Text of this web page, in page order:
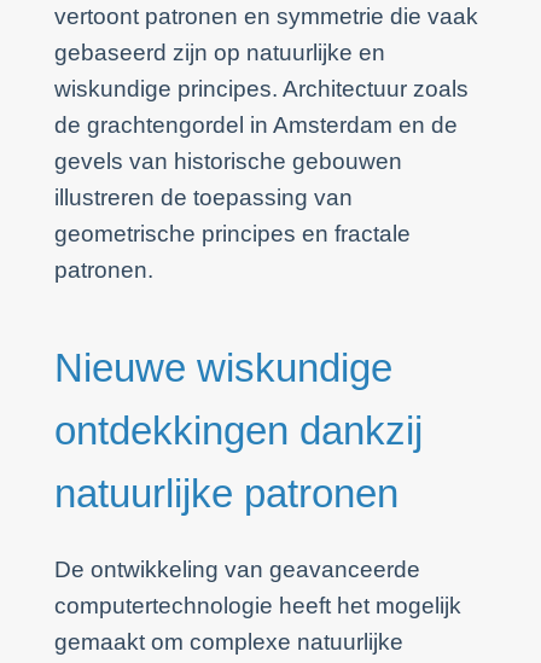
vertoont patronen en symmetrie die vaak
gebaseerd zijn op natuurlijke en
wiskundige principes. Architectuur zoals
de grachtengordel in Amsterdam en de
gevels van historische gebouwen
illustreren de toepassing van
geometrische principes en fractale
patronen.
Nieuwe wiskundige
ontdekkingen dankzij
natuurlijke patronen
De ontwikkeling van geavanceerde
computertechnologie heeft het mogelijk
gemaakt om complexe natuurlijke